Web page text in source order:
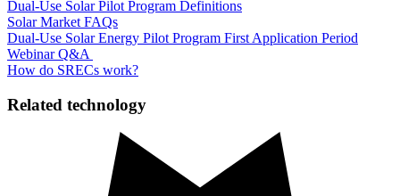
Dual-Use Solar Pilot Program Definitions​​​​‌ ‍ ​‍​‍‌‍ ‌ ​‍‌‍‍‌‌‍‌ ‌‍‍‌‌‍ ‍​‍​‍​ ‍‍​‍​‍‌ ​ ‌‍​‌‌‍ ‍‌‍‍‌‌ ‌​‌ ‍‌​‍ ‍‌‍‍‌‌‍ ​‍​‍​‍ ​​‍​‍‌‍‍​‌ ​‍‌‍‌‌‌‍‌‍​‍​‍​ ‍‍​‍​‍‌‍‍​‌ ‌​‌ ‌​‌ ​​​ ‍‍​‍ ​‍ ‌‍ ​‌‍ ‌‍​ ‌‍​‌‌‍ ​‌‍‍​‌‍ ‌ ​ ‌ ‌​​ ‍‍​ ​ ​ ​ ​ ​ ​ ​ ​‍ ‌‍‍‌‌‍ ‍‌ ‌​‌‍‌‌‌‍ ‍‌ ‌​​‍ ‌‍‌‌‌‍‌​‌‍‍‌‌ ‌​​‍ ‌‍ ‌‌‍ ‌‍‌​‌‍‌‌​ ‌‌ ​​‌ ​‍‌‍‌‌‌ ​ ‌‍‌‌‌‍ ‍‌ ‌​‌‍​‌‌ ‌​‌‍‍‌‌‍ ‌‍ ‍​ ‍ ‌‍‍‌‌‍‌​​ ‌​ ​​‌‍​‍​ ​ ​ ‍​​ ‌‌​ ‌‌​ ​ ​ ‌​​‍ ‌‌‍​‍‌‍‌‌‌‍​‌‌‍‌‍​‍ ‌​ ‌​​ ​​​ ‌‌‌‍​ ​‍ ‌​ ‍‌​ ‌‍‌‍​ ​ ‌​​‍ ‌​ ‌ ​ ​​‌‍‌‌​ ​‍‌‍‌​‌‍‌‍‌‍‌‌​ ‌‍​ ‍​‌‍‌‍​ ‌‌​ ​ ​ ‍ ‌ ‌​‌ ‍‌‌ ​​‌‍‌‌​ ‌‌‍‍​‌‍‌‌‌‍ ​‌ ​​‌‌‌​‌‍ ‌ ​​‌‍‍‌‌‍​ ​ ‍ ‌ ​​‌‍​‌‌ ‌​‌‍‍​​ ‌‌ ‌​‌‍‍‌‌ ‌​‌‍ ​‌‍‌‌​ ‌‍​‍‌‍​‌‌ ​ ‌‍‌‌‌‌‌‌‌ ​‍‌‍ ​​ ‌‌‍‍​‌ ‌​‌ ‌​‌ ​​​‍‌‌​ ​ ‌​​‌​‍‌‌​ ​‍‌​‌‍​‍‌‌​ ​‍‌​‌‍‌‍ ​‌‍ ‌‍​ ‌‍​‌‌‍ ​‌‍‍​‌‍ ‌ ​ ‌ ‌​​‍‌‌​ ​ ‌​​‌​ ​ ​ ​ ​ ​ ​ ​ ​‍‌‍‌‍‍‌‌‍‌​​ ‌​ ​​‌‍​‍​ ​ ​ ‍​​ ‌‌​ ‌‌​ ​ ​ ‌​​‍ ‌‌‍​‍‌‍‌‌‌‍​‌‌‍‌‍​‍ ‌​ ‌​​ ​​​ ‌‌‌‍​ ​‍ ‌​ ‍‌​ ‌‍‌‍​ ​ ‌​​‍ ‌​ ‌ ​ ​​‌‍‌‌​ ​‍‌‍‌​‌‍‌‍‌‍‌‌​ ‌‍​ ‍​‌‍‌‍​ ‌‌​ ​ ​‍‌‍‌ ‌​‌ ‍‌‌ ​​‌‍‌‌​ ‌‌‍‍​‌‍‌‌‌‍ ​‌ ​​‌‌‌​‌‍ ‌ ​​‌‍‍‌‌‍​ ​‍‌‍‌ ​​‌‍​‌‌ ‌​‌‍‍​​ ‌‌ ‌​‌‍‍‌‌ ‌​‌‍ ​‌‍‌‌​‍‌‍‌ ​​‌‍‌‌‌ ​‍‌ ​ ‌ ​​‌‍‌‌‌‍​ ‌ ‌​‌‍‍‌‌ ‌‍‌‍‌‌​ ‌‌ ​​‌ ‌‌‌‍​‍‌‍ ​‌‍‍‌‌ ​ ‌‍‍​‌‍‌‌‌‍‌​​‍​‍‌ ‌
Solar Market FAQs​​​​‌ ‍ ​‍​‍‌‍ ‌ ​‍‌‍‍‌‌‍‌ ‌‍‍‌‌‍ ‍​‍​‍​ ‍‍​‍​‍‌ ​ ‌‍​‌‌‍ ‍‌‍‍‌‌ ‌​‌ ‍‌​‍ ‍‌‍‍‌‌‍ ​‍​‍​‍ ​​‍​‍‌‍‍​‌ ​‍‌‍‌‌‌‍‌‍​‍​‍​ ‍‍​‍​‍‌‍‍​‌ ‌​‌ ‌​‌ ​​​ ‍‍​‍ ​‍ ‌‍ ​‌‍ ‌‍​ ‌‍​‌‌‍ ​‌‍‍​‌‍ ‌ ​ ‌ ‌​​ ‍‍​ ​ ​ ​ ​ ​ ​ ​ ​‍ ‌‍‍‌‌‍ ‍‌ ‌​‌‍‌‌‌‍ ‍‌ ‌​​‍ ‌‍‌‌‌‍‌​‌‍‍‌‌ ‌​​‍ ‌‍ ‌‌‍ ‌‍‌​‌‍‌‌​ ‌‌ ​​‌ ​‍‌‍‌‌‌ ​ ‌‍‌‌‌‍ ‍‌ ‌​‌‍​‌‌ ‌​‌‍‍‌‌‍ ‌‍ ‍​ ‍ ‌‍‍‌‌‍‌​​ ‌​ ​​‌‍‌‍‌‍‌‌​ ​​​ ‌‌​ ​‌‌‍‌‍‌‍‌‌​‍ ‌​ ‌​​ ​‌​ ‍​‌‍‌​​‍ ‌​ ‌​‌‍‌​​ ‌‍​ ‍‌​‍ ‌‌‍​‌​ ​ ​ ‌​‌‍​ ​‍ ‌‌‍‌‌‌‍‌‍​ ‌‍​ ‌​​ ‍​‌‍​ ‌‍‌​​ ‌​​ ​‍​ ​‌‌‍​ ​ ‌‌​ ‍ ‌ ‌​‌ ‍‌‌ ​​‌‍‌‌​ ‌‌‍‍​‌‍‌‌‌‍ ​‌ ​​‌‌‌​‌‍ ‌ ​​‌‍‍‌‌‍​ ​ ‍ ‌ ​​‌‍​‌‌ ‌​‌‍‍​​ ‌‌ ‌​‌‍‍‌‌ ‌​‌‍ ​‌‍‌‌​ ‌‍​‍‌‍​‌‌ ​ ‌‍‌‌‌‌‌‌‌ ​‍‌‍ ​​ ‌‌‍‍​‌ ‌​‌ ‌​‌ ​​​‍‌‌​ ​ ‌​​‌​‍‌‌​ ​‍‌​‌‍​‍‌‌​ ​‍‌​‌‍‌‍ ​‌‍ ‌‍​ ‌‍​‌‌‍ ​‌‍‍​‌‍ ‌ ​ ‌ ‌​​‍‌‌​ ​ ‌​​‌​ ​ ​ ​ ​ ​ ​ ​ ​‍‌‍‌‍‍‌‌‍‌​​ ‌​ ​​‌‍‌‍‌‍‌‌​ ​​​ ‌‌​ ​‌‌‍‌‍‌‍‌‌​‍ ‌​ ‌​​ ​‌​ ‍​‌‍‌​​‍ ‌​ ‌​‌‍‌​​ ‌‍​ ‍‌​‍ ‌‌‍​‌​ ​ ​ ‌​‌‍​ ​‍ ‌‌‍‌‌‌‍‌‍​ ‌‍​ ‌​​ ‍​‌‍​ ‌‍‌​​ ‌​​ ​‍​ ​‌‌‍​ ​ ‌‌​‍‌‍‌ ‌​‌ ‍‌‌ ​​‌‍‌‌​ ‌‌‍‍​‌‍‌‌‌‍ ​‌ ​​‌‌‌​‌‍ ‌ ​​‌‍‍‌‌‍​ ​‍‌‍‌ ​​‌‍​‌‌ ‌​‌‍‍​​ ‌‌ ‌​‌‍‍‌‌ ‌​‌‍ ​‌‍‌‌​‍‌‍‌ ​​‌‍‌‌‌ ​‍‌ ​ ‌ ​​‌‍‌‌‌‍​ ‌ ‌​‌‍‍‌‌ ‌‍‌‍‌‌​ ‌‌ ​​‌ ‌‌‌‍​‍‌‍ ​‌‍‍‌‌ ​ ‌‍‍​‌‍‌‌‌‍‌​​‍​‍‌ ‌
Dual-Use Solar Energy Pilot Program First Application Period
Webinar Q&A ​​​​‌ ‍ ​‍​‍‌‍ ‌ ​‍‌‍‍‌‌‍‌ ‌‍‍‌‌‍ ‍​‍​‍​ ‍‍​‍​‍‌ ​ ‌‍​‌‌‍ ‍‌‍‍‌‌ ‌​‌ ‍‌​‍ ‍‌‍‍‌‌‍ ​‍​‍​‍ ​​‍​‍‌‍‍​‌ ​‍‌‍‌‌‌‍‌‍​‍​‍​ ‍‍​‍​‍‌‍‍​‌ ‌​‌ ‌​‌ ​​​ ‍‍​‍ ​‍ ‌‍ ​‌‍ ‌‍​ ‌‍​‌‌‍ ​‌‍‍​‌‍ ‌ ​ ‌ ‌​​ ‍‍​ ​ ​ ​ ​ ​ ​ ​ ​‍ ‌‍‍‌‌‍ ‍‌ ‌​‌‍‌‌‌‍ ‍‌ ‌​​‍ ‌‍‌‌‌‍‌​‌‍‍‌‌ ‌​​‍ ‌‍ ‌‌‍ ‌‍‌​‌‍‌‌​ ‌‌ ​​‌ ​‍‌‍‌‌‌ ​ ‌‍‌‌‌‍ ‍‌ ‌​‌‍​‌‌ ‌​‌‍‍‌‌‍ ‌‍ ‍​ ‍ ‌‍‍‌‌‍‌​​ ‌​ ​‌​ ‌‌​ ‌‍​ ​​​ ​​​ ‌​‌‍‌​‌‍​‍​‍ ‌‌‍‌‍‌‍​ ‌‍​‌‌‍‌‍​‍ ‌​ ‌​​ ​‍‌‍​ ​ ‌‍​‍ ‌​ ‍​​ ‌ ​ ​‌​ ​ ​‍ ‌‌‍​‍​ ​‌‌‍​ ​ ‌​‌‍​‌​ ‌‍​ ‍​​ ​​‌‍​‍‌‍‌​​ ‍‌‌‍​‍​ ‍ ‌ ‌​‌ ‍‌‌ ​​‌‍‌‌​ ‌‌‍‍​‌‍‌‌‌‍ ​‌ ​​‌‌‌​‌‍ ‌ ​​‌‍‍‌‌‍​ ​ ‍ ‌ ​​‌‍​‌‌ ‌​‌‍‍​​ ‌‌ ‌​‌‍‍‌‌ ‌​‌‍ ​‌‍‌‌​ ‌‍​‍‌‍​‌‌ ​ ‌‍‌‌‌‌‌‌‌ ​‍‌‍ ​​ ‌‌‍‍​‌ ‌​‌ ‌​‌ ​​​‍‌‌​ ​ ‌​​‌​‍‌‌​ ​‍‌​‌‍​‍‌‌​ ​‍‌​‌‍‌‍ ​‌‍ ‌‍​ ‌‍​‌‌‍ ​‌‍‍​‌‍ ‌ ​ ‌ ‌​​‍‌‌​ ​ ‌​​‌​ ​ ​ ​ ​ ​ ​ ​ ​‍‌‍‌‍‍‌‌‍‌​​ ‌​ ​‌​ ‌‌​ ‌‍​ ​​​ ​​​ ‌​‌‍‌​‌‍​‍​‍ ‌‌‍‌‍‌‍​ ‌‍​‌‌‍‌‍​‍ ‌​ ‌​​ ​‍‌‍​ ​ ‌‍​‍ ‌​ ‍​​ ‌ ​ ​‌​ ​ ​‍ ‌‌‍​‍​ ​‌‌‍​ ​ ‌​‌‍​‌​ ‌‍​ ‍​​ ​​‌‍​‍‌‍‌​​ ‍‌‌‍​‍​‍‌‍‌ ‌​‌ ‍‌‌ ​​‌‍‌‌​ ‌‌‍‍​‌‍‌‌‌‍ ​‌ ​​‌‌‌​‌‍ ‌ ​​‌‍‍‌‌‍​ ​‍‌‍‌ ​​‌‍​‌‌ ‌​‌‍‍​​ ‌‌ ‌​‌‍‍‌‌ ‌​‌‍ ​‌‍‌‌​‍‌‍‌ ​​‌‍‌‌‌ ​‍‌ ​ ‌ ​​‌‍‌‌‌‍​ ‌ ‌​‌‍‍‌‌ ‌‍‌‍‌‌​ ‌‌ ​​‌ ‌‌‌‍​‍‌‍ ​‌‍‍‌‌ ​ ‌‍‍​‌‍‌‌‌‍‌​​‍​‍‌ ‌
How do SRECs work?​​​​‌ ‍ ​‍​‍‌‍ ‌ ​‍‌‍‍‌‌‍‌ ‌‍‍‌‌‍ ‍​‍​‍​ ‍‍​‍​‍‌ ​ ‌‍​‌‌‍ ‍‌‍‍‌‌ ‌​‌ ‍‌​‍ ‍‌‍‍‌‌‍ ​‍​‍​‍ ​​‍​‍‌‍‍​‌ ​‍‌‍‌‌‌‍‌‍​‍​‍​ ‍‍​‍​‍‌‍‍​‌ ‌​‌ ‌​‌ ​​​ ‍‍​‍ ​‍ ‌‍ ​‌‍ ‌‍​ ‌‍​‌‌‍ ​‌‍‍​‌‍ ‌ ​ ‌ ‌​​ ‍‍​ ​ ​ ​ ​ ​ ​ ​ ​‍ ‌‍‍‌‌‍ ‍‌ ‌​‌‍‌‌‌‍ ‍‌ ‌​​‍ ‌‍‌‌‌‍‌​‌‍‍‌‌ ‌​​‍ ‌‍ ‌‌‍ ‌‍‌​‌‍‌‌​ ‌‌ ​​‌ ​‍‌‍‌‌‌ ​ ‌‍‌‌‌‍ ‍‌ ‌​‌‍​‌‌ ‌​‌‍‍‌‌‍ ‌‍ ‍​ ‍ ‌‍‍‌‌‍‌​​ ‌​ ​‌​ ‌ ‌‍‌‍‌‍​ ‌‍​‍​ ‌‍‌‍‌‌​ ​ ​‍ ‌​ ‌​​ ​‍​ ‍​​ ‍‌​‍ ‌​ ‌​​ ‌‍​ ‌‌‌‍​ ​‍ ‌​ ‍‌‌‍​‌​ ‌​​ ​​​‍ ‌​ ​​​ ‍​​ ​‌​ ‌‌‌‍‌‍​ ‍‌‌‍​‍​ ‌ ​ ​​‌‍‌​‌‍‌‌​ ‍‌​ ‍ ‌ ‌​‌ ‍‌‌ ​​‌‍‌‌​ ‌‌‍‍​‌‍‌‌‌‍ ​‌ ​​‌‌‌​‌‍ ‌ ​​‌‍‍‌‌‍​ ​ ‍ ‌ ​​‌‍​‌‌ ‌​‌‍‍​​ ‌‌ ‌​‌‍‍‌‌ ‌​‌‍ ​‌‍‌‌​ ‌‍​‍‌‍​‌‌ ​ ‌‍‌‌‌‌‌‌‌ ​‍‌‍ ​​ ‌‌‍‍​‌ ‌​‌ ‌​‌ ​​​‍‌‌​ ​ ‌​​‌​‍‌‌​ ​‍‌​‌‍​‍‌‌​ ​‍‌​‌‍‌‍ ​‌‍ ‌‍​ ‌‍​‌‌‍ ​‌‍‍​‌‍ ‌ ​ ‌ ‌​​‍‌‌​ ​ ‌​​‌​ ​ ​ ​ ​ ​ ​ ​ ​‍‌‍‌‍‍‌‌‍‌​​ ‌​ ​‌​ ‌ ‌‍‌‍‌‍​ ‌‍​‍​ ‌‍‌‍‌‌​ ​ ​‍ ‌​ ‌​​ ​‍​ ‍​​ ‍‌​‍ ‌​ ‌​​ ‌‍​ ‌‌‌‍​ ​‍ ‌​ ‍‌‌‍​‌​ ‌​​ ​​​‍ ‌​ ​​​ ‍​​ ​‌​ ‌‌‌‍‌‍​ ‍‌‌‍​‍​ ‌ ​ ​​‌‍‌​‌‍‌‌​ ‍‌​‍‌‍‌ ‌​‌ ‍‌‌ ​​‌‍‌‌​ ‌‌‍‍​‌‍‌‌‌‍ ​‌ ​​‌‌‌​‌‍ ‌ ​​‌‍‍‌‌‍​ ​‍‌‍‌ ​​‌‍​‌‌ ‌​‌‍‍​​ ‌‌ ‌​‌‍‍‌‌ ‌​‌‍ ​‌‍‌‌​‍‌‍‌ ​​‌‍‌‌‌ ​‍‌ ​ ‌ ​​‌‍‌‌‌‍​ ‌ ‌​‌‍‍‌‌ ‌‍‌‍‌‌​ ‌‌ ​​‌ ‌‌‌‍​‍‌‍ ​‌‍‍‌‌ ​ ‌‍‍​‌‍‌‌‌‍‌​​‍​‍‌ ‌
Related technology